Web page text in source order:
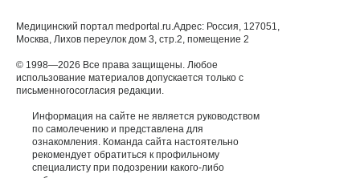
Медицинский портал medportal.ru.Адрес: Россия, 127051,
Москва, Лихов переулок дом 3, стр.2, помещение 2
© 1998—2026 Все права защищены. Любое
использование материалов допускается только с
письменногосогласия редакции.
Информация на сайте не является руководством
по самолечению и представлена для
ознакомления. Команда сайта настоятельно
рекомендует обратиться к профильному
специалисту при подозрении какого-либо